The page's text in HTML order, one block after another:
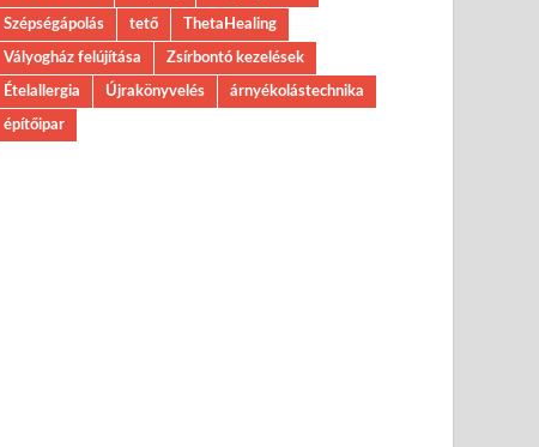
Szépségápolás
tető
ThetaHealing
Vályogház felújítása
Zsírbontó kezelések
Ételallergia
Újrakönyvelés
árnyékolástechnika
építőipar